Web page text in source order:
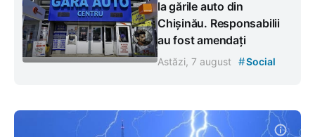
la gările auto din
Chișinău. Responsabilii
au fost amendați
Astăzi, 7 august #Social